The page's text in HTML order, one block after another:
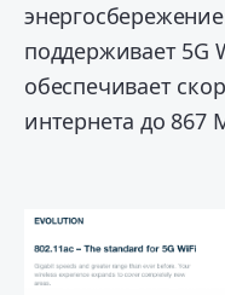
поддерживает 5G
обеспечивает
интернета до 867